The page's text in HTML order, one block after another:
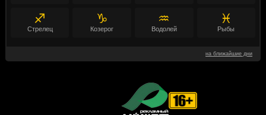
♐
Стрелец
♑
Козерог
♒
Водолей
♓
Рыбы
на ближайшие дни